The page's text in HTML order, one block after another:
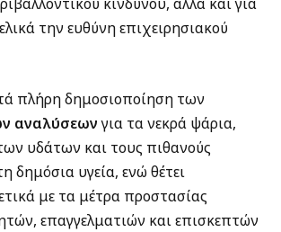
κινδύνου, αλλά και για
την ευθύνη επιχειρησιακού
πλήρη δημοσιοποίηση των
αναλύσεωνγια τα νεκρά ψάρια,
υδάτων και τους πιθανούς
δημόσια υγεία, ενώ θέτει
με τα μέτρα προστασίας
επαγγελματιών και επισκεπτών